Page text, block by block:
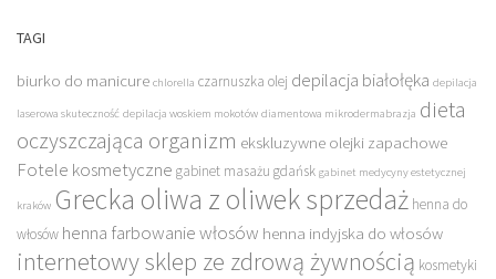
TAGI
biurko do manicure chlorella czarnuszka olej depilacja białołęka depilacja
laserowa skuteczność depilacja woskiem mokotów diamentowa mikrodermabrazja dieta
oczyszczająca organizm ekskluzywne olejki zapachowe
Fotele kosmetyczne gabinet masażu gdańsk gabinet medycyny estetycznej
kraków Grecka oliwa z oliwek sprzedaż henna do
włosów henna farbowanie włosów henna indyjska do włosów
internetowy sklep ze zdrową żywnością kosmetyki